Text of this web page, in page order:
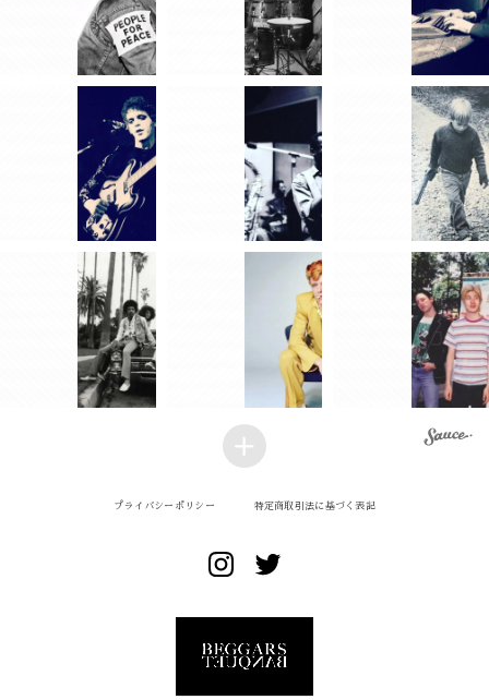
プライバシーポリシー 特定商取引法に基づく表記